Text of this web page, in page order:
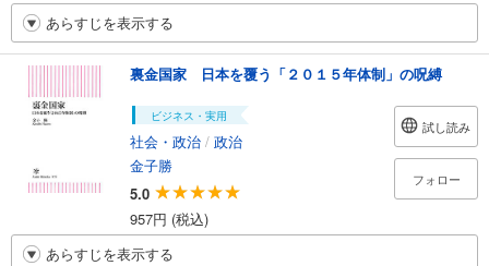
あらすじを表示する
裏金国家 日本を覆う「２０１５年体制」の呪縛
ビジネス・実用
社会・政治 / 政治
金子勝
5.0
957円 (税込)
試し読み
フォロー
あらすじを表示する